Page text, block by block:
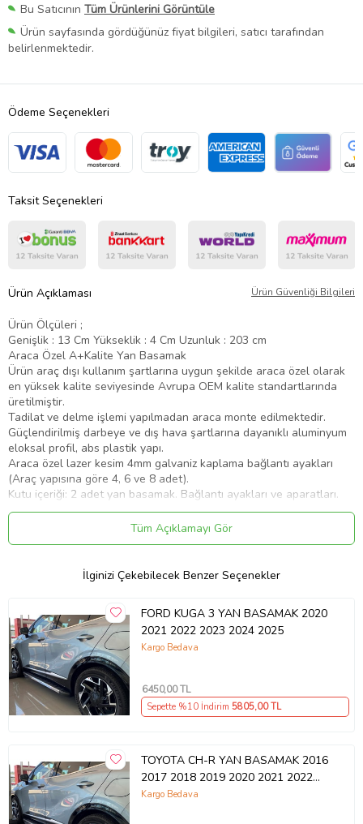
Bu Satıcının Tüm Ürünlerini Görüntüle
Ürün sayfasında gördüğünüz fiyat bilgileri, satıcı tarafından
belirlenmektedir.
Ödeme Seçenekleri
Taksit Seçenekleri
Ürün Açıklaması Ürün Güvenliği Bilgileri
Ürün Ölçüleri ;
Genişlik : 13 Cm Yükseklik : 4 Cm Uzunluk : 203 cm
Araca Özel A+Kalite Yan Basamak
Ürün araç dışı kullanım şartlarına uygun şekilde araca özel olarak
en yüksek kalite seviyesinde Avrupa OEM kalite standartlarında
üretilmiştir.
Tadilat ve delme işlemi yapılmadan araca monte edilmektedir.
Güçlendirilmiş darbeye ve dış hava şartlarına dayanıklı aluminyum
eloksal profil, abs plastik yapı.
Araca özel lazer kesim 4mm galvaniz kaplama bağlantı ayakları
(Araç yapısına göre 4, 6 ve 8 adet).
Kutu içeriği: 2 adet yan basamak. Bağlantı ayakları ve aparatları.
Montaj kılavuzu.
Ortalama taşıma kapasitesi bir basamak için 150 Kg.
3 Yıl ürün garantisi. A+Kalite.
Tüm Açıklamayı Gör
İlginizi Çekebilecek Benzer Seçenekler
FORD KUGA 3 YAN BASAMAK 2020
2021 2022 2023 2024 2025
Kargo Bedava
6450,00 TL
Sepette %10 İndirim 5805,00 TL
TOYOTA CH-R YAN BASAMAK 2016
2017 2018 2019 2020 2021 2022
2023
Kargo Bedava